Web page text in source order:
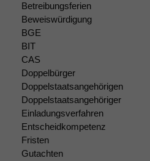
Betreibungsferien
Beweiswürdigung
BGE
BIT
CAS
Doppelbürger
Doppelstaatsangehörigen
Doppelstaatsangehöriger
Einladungsverfahren
Entscheidkompetenz
Fristen
Gutachten